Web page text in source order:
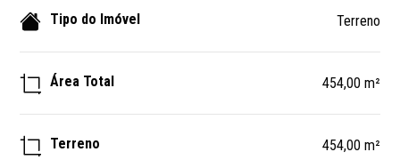
Tipo do Imóvel Terreno
Área Total 454,00 m²
Terreno 454,00 m²